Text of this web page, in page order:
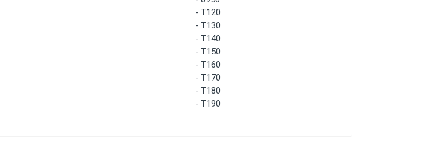
- T120
- T130
- T140
- T150
- T160
- T170
- T180
- T190